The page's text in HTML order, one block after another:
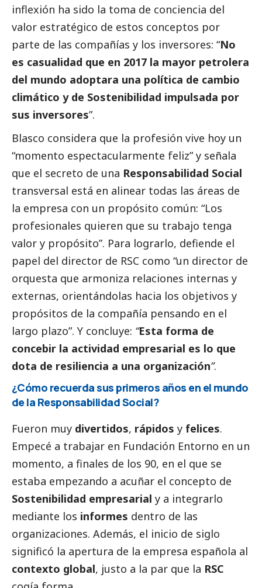
inflexión ha sido la toma de conciencia del
valor estratégico de estos conceptos por
parte de las compañías y los inversores: “No
es casualidad que en 2017 la mayor petrolera
del mundo adoptara una política de cambio
climático y de Sostenibilidad impulsada por
sus inversores”.
Blasco considera que la profesión vive hoy un
“momento espectacularmente feliz” y señala
que el secreto de una Responsabilidad Social
transversal está en alinear todas las áreas de
la empresa con un propósito común: “Los
profesionales quieren que su trabajo tenga
valor y propósito”. Para lograrlo, defiende el
papel del director de RSC como “un director de
orquesta que armoniza relaciones internas y
externas, orientándolas hacia los objetivos y
propósitos de la compañía pensando en el
largo plazo”. Y concluye: “Esta forma de
concebir la actividad empresarial es lo que
dota de resiliencia a una organización”.
¿Cómo recuerda sus primeros años en el mundo
de la ResponsabilidadSocial?
Fueron muy divertidos, rápidos y felices.
Empecé a trabajar en Fundación Entorno en un
momento, a finales de los 90, en el que se
estaba empezando a acuñar el concepto de
Sostenibilidad empresarial y a integrarlo
mediante los informes dentro de las
organizaciones. Además, el inicio de siglo
significó la apertura de la empresa española al
contexto global, justo a la par que la RSC